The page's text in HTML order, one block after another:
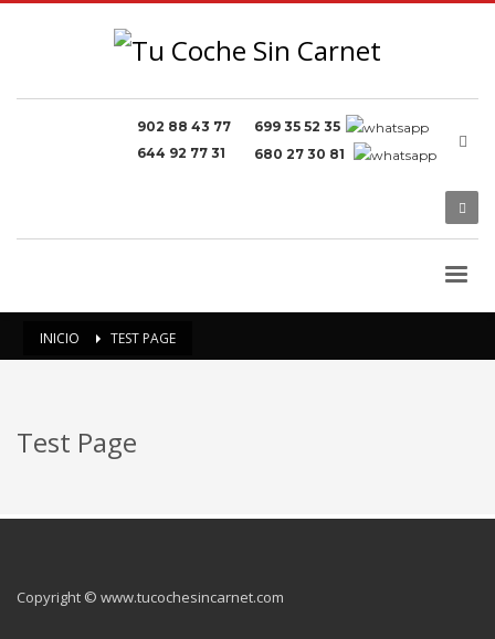
902 88 43 77
644 92 77 31
699 35 52 35
680 27 30 81
INICIO TEST PAGE
Test Page
Copyright © www.tucochesincarnet.com